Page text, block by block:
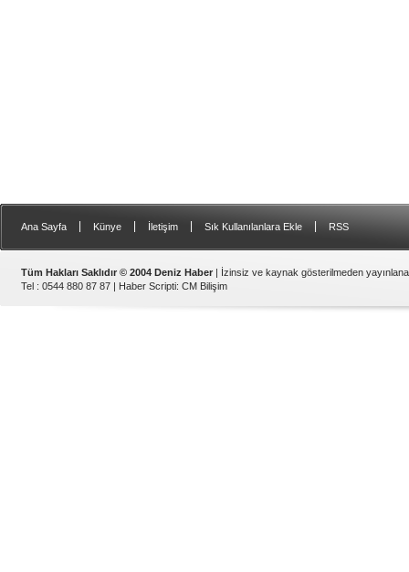
Ana Sayfa Künye İletişim Sık Kullanılanlara Ekle RSS
Tüm Hakları Saklıdır © 2004 Deniz Haber | İzinsiz ve kaynak gösterilmeden
Tel : 0544 880 87 87 | Haber Scripti: CM Bilişim